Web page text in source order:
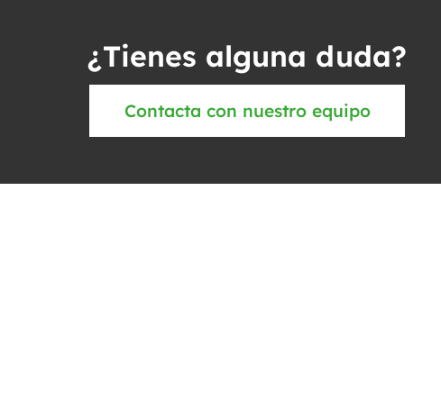
¿Tienes alguna duda?
Contacta con nuestro equipo